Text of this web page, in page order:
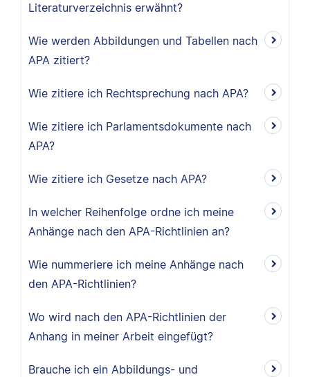
Literaturverzeichnis erwähnt?
Wie werden Abbildungen und Tabellen nach
APA zitiert?
Wie zitiere ich Rechtsprechung nach APA?
Wie zitiere ich Parlamentsdokumente nach
APA?
Wie zitiere ich Gesetze nach APA?
In welcher Reihenfolge ordne ich meine
Anhänge nach den APA-Richtlinien an?
Wie nummeriere ich meine Anhänge nach
den APA-Richtlinien?
Wo wird nach den APA-Richtlinien der
Anhang in meiner Arbeit eingefügt?
Brauche ich ein Abbildungs- und